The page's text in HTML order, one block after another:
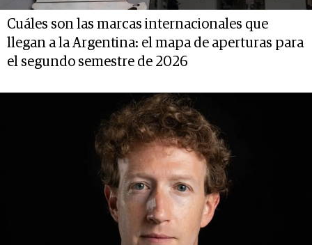
Cuáles son las marcas internacionales que
llegan a la Argentina: el mapa de aperturas para
el segundo semestre de 2026